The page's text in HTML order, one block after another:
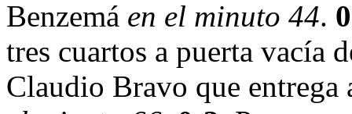
Benzemá en el minuto 44.
tres cuartos a puerta vacía
Claudio Bravo que entrega